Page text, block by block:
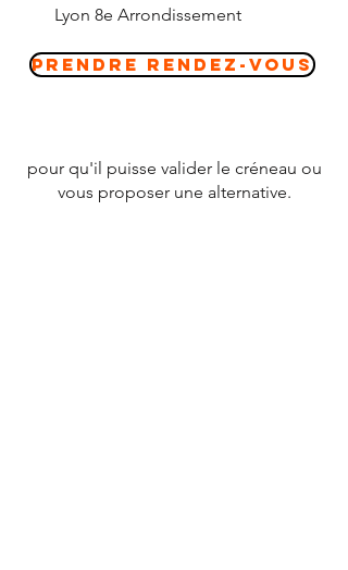
Lyon 8e Arrondissement
Prendre Rendez-vous
pour qu'il puisse valider le créneau ou
vous proposer une alternative.